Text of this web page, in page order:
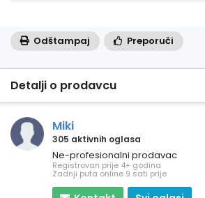
Odštampaj Preporuči
Detalji o prodavcu
Miki
305 aktivnih oglasa
Ne-profesionalni prodavac
Registrovan prije 4+ godina
Zadnji puta online 9 sati prije